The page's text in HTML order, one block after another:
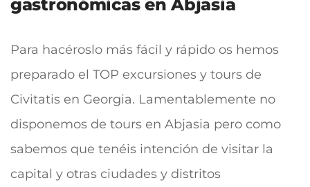
gastronómicas en Abjasia
Para hacéroslo más fácil y rápido os hemos
preparado el TOP excursiones y tours de
Civitatis en Georgia. Lamentablemente no
disponemos de tours en Abjasia pero como
sabemos que tenéis intención de visitar la
capital y otras ciudades y distritos